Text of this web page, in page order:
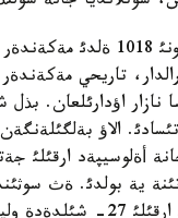
بذل رةتتة ونئ
تاريحي
نازار اؤدارئلعان.
الاؤ
ية بولدئ. ةث